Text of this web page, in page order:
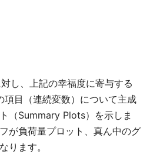
し、上記の幸福度に寄与する
項目（連続変数）について主成
（Summary Plots）を示しま
が負荷量プロット、真ん中のグ
ります。